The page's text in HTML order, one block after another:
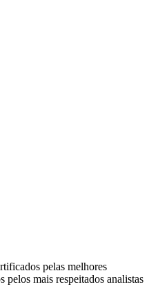
pelas melhores
pelos mais respeitados analistas